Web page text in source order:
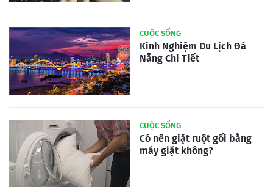
CUỘC SỐNG
Kinh Nghiệm Du Lịch Đà
Nẵng Chi Tiết
CUỘC SỐNG
Có nên giặt ruột gối bằng
máy giặt không?